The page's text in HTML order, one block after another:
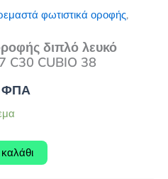
φωτιστικά οροφής,
διπλό λευκό
C30 CUBIO 38
ΦΠΑ